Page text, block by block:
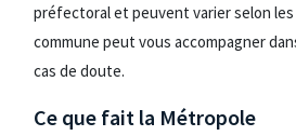
préfectoral et peuvent varier selon les
commune peut vous accompagner
cas de doute.
Ce que fait la Métropole